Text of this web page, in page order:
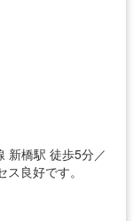
新橋駅 徒歩5分／
良好です。